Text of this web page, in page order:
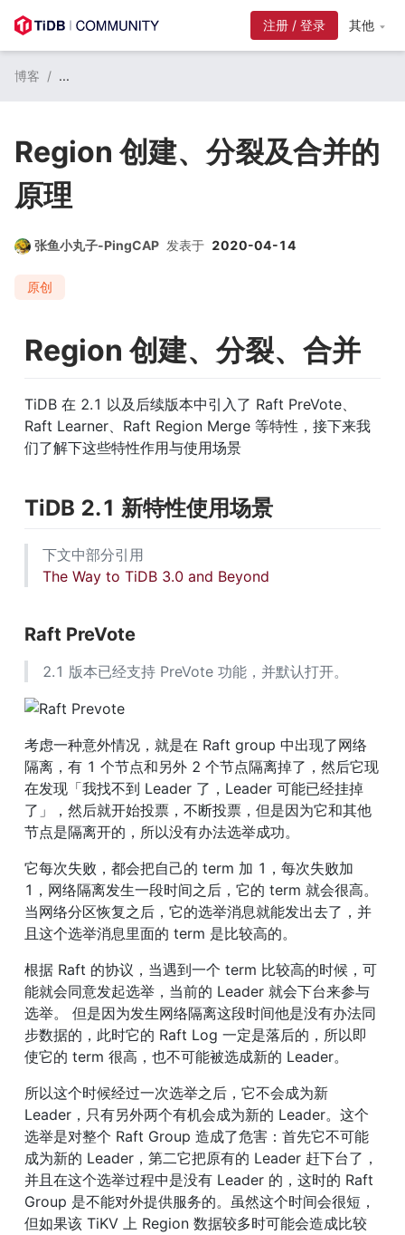
注册 / 登录 其他
博客 / ...
Region 创建、分裂及合并的
原理
张鱼小丸子-PingCAP 发表于 2020-04-14
原创
Region 创建、分裂、合并
TiDB 在 2.1 以及后续版本中引入了 Raft PreVote、
Raft Learner、Raft Region Merge 等特性，接下来我
们了解下这些特性作用与使用场景
TiDB 2.1 新特性使用场景
下文中部分引用
The Way to TiDB 3.0 and Beyond
Raft PreVote
2.1 版本已经支持 PreVote 功能，并默认打开。
考虑一种意外情况，就是在 Raft group 中出现了网络
隔离，有 1 个节点和另外 2 个节点隔离掉了，然后它现
在发现「我找不到 Leader 了，Leader 可能已经挂掉
了」，然后就开始投票，不断投票，但是因为它和其他
节点是隔离开的，所以没有办法选举成功。
它每次失败，都会把自己的 term 加 1，每次失败加
1，网络隔离发生一段时间之后，它的 term 就会很高。
当网络分区恢复之后，它的选举消息就能发出去了，并
且这个选举消息里面的 term 是比较高的。
根据 Raft 的协议，当遇到一个 term 比较高的时候，可
能就会同意发起选举，当前的 Leader 就会下台来参与
选举。 但是因为发生网络隔离这段时间他是没有办法同
步数据的，此时它的 Raft Log 一定是落后的，所以即
使它的 term 很高，也不可能被选成新的 Leader。
所以这个时候经过一次选举之后，它不会成为新
Leader，只有另外两个有机会成为新的 Leader。这个
选举是对整个 Raft Group 造成了危害：首先它不可能
成为新的 Leader，第二它把原有的 Leader 赶下台了，
并且在这个选举过程中是没有 Leader 的，这时的 Raft
Group 是不能对外提供服务的。虽然这个时间会很短，
但如果该 TiKV 上 Region 数据较多时可能会造成比较